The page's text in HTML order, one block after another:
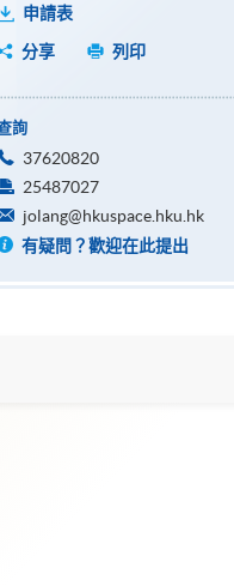
申請表
分享
列印
詢
37620820
25487027
jolang@hkuspace.hku.hk
有疑問？歡迎在此提出